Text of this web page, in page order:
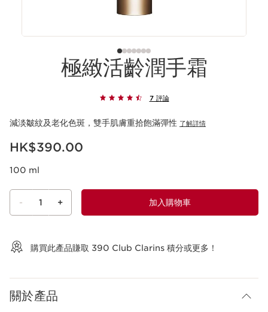
極緻活齡潤手霜
7 評論
減淡皺紋及老化色斑，雙手肌膚重拾飽滿彈性 了解詳情
現在價格HK$390.00
HK$390.00
100 ml
- 1 + 加入購物車
購買此產品賺取 390 Club Clarins 積分或更多！
關於產品